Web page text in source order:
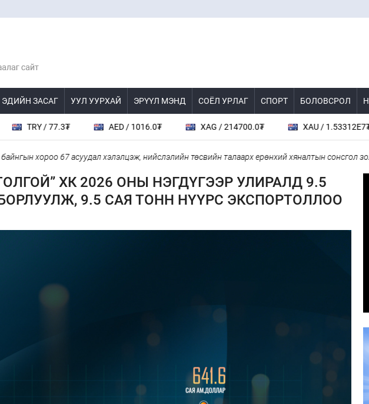
ЭДИЙН ЗАСАГ УУЛ УУРХАЙ ЭРҮҮЛ МЭНД СОЁЛ УРЛАГ СПОРТ БОЛОВСРОЛ
TRY / 77.3₮ AED / 1016.0₮ XAG / 214700.0₮ XAU / 1.53312E7₮
хороо 67 асуудал хэлэлцэж, нийслэлийн төсвийн талаарх ерөнхий хяналтын сонсгол зохион
ХК 2026 ОНЫ НЭГДҮГЭЭР УЛИРАЛД 9.5
9.5 САЯ ТОНН НҮҮРС ЭКСПОРТОЛЛОО